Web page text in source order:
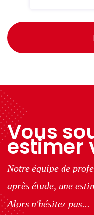
Vous
estimer
Notre équipe de
après étude, une
Alors n'hésitez pas...